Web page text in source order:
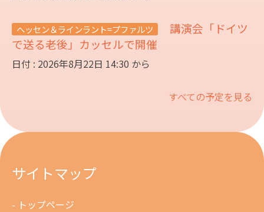
ヘッセン＆ラインラント=プファルツ
講演会「ドイツ
で送る老後」カッセルで開催
日付 : 2026年8月22日 14:30 から
すべての予定を見る
サイトマップ
トップページ